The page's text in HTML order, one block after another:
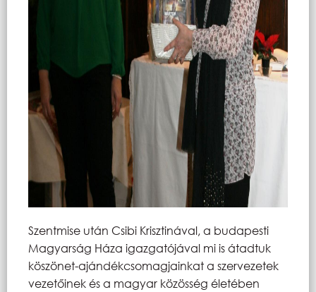
Szentmise után Csibi Krisztinával, a budapesti
Magyarság Háza igazgatójával mi is átadtuk
köszönet-ajándékcsomagjainkat a szervezetek
vezetőinek és a magyar közösség életében